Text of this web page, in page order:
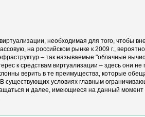
необходимая для того, чтобы
на российском рынке к 2009 г.,
– так называемые "облачные
к средствам виртуализации – здесь они не
верить в те преимущества, которые
существующих условиях главным
и далее, имеющиеся на данный момент